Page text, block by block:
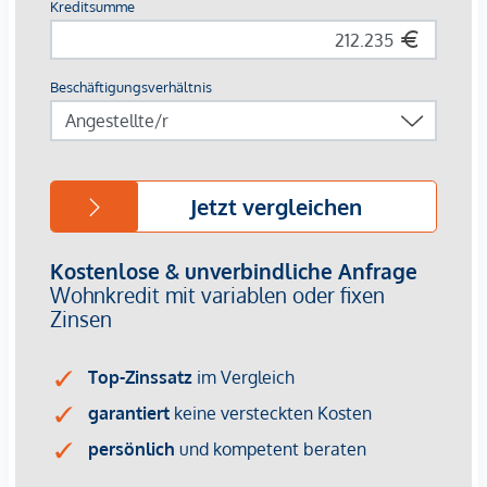
(Wärmepumpe & Photovoltaik), angenehme
Sommerabkühlung um ca. 4°C.
Energiesparende LED-Lichtkonzepte und
Bewegungsmelder in Allgemeinbereichen.
Sichere Eingangstüren mit Mehrfachverriegelung und
Kaufpreise der Vorsorgewohnungen
USt.
Kundenprovision: 2,5%
Vorsorgewohnung, die zu Vermietungszwecken erworben
wird. Der angegebene Kaufpreis versteht sich daher zzgl.